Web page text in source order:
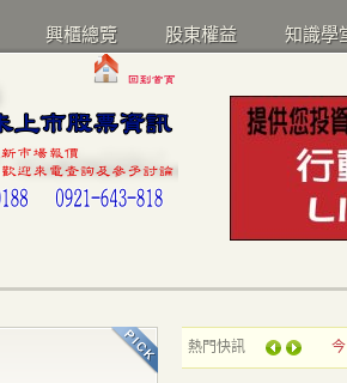
興櫃總覽 股東權益 知識學
熱門快訊